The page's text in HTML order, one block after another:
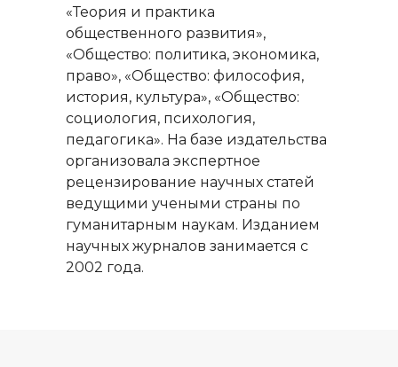
«Теория и практика
общественного развития»,
«Общество: политика, экономика,
право», «Общество: философия,
история, культура», «Общество:
социология, психология,
педагогика». На базе издательства
организовала экспертное
рецензирование научных статей
ведущими учеными страны по
гуманитарным наукам. Изданием
научных журналов занимается с
2002 года.